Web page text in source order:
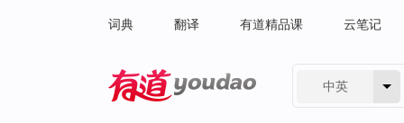
词典 翻译 有道精品课 云笔记
中英